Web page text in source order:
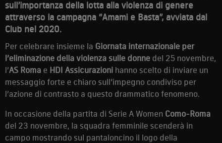
sull’importanza della lotta alla violenza di genere
attraverso la campagna “Amami e Basta”, avviata dal
Club nel 2020.
Per celebrare insieme la Giornata internazionale per
l’eliminazione della violenza sulle donne del 25 novembre,
l’AS Roma e HDI Assicurazioni hanno scelto di inviare un
messaggio forte e chiaro sull’impegno condiviso per
l’azione di contrasto a questo drammatico fenomeno.
In occasione della partita di Serie A Women Como-Roma
del 23 novembre, la squadra femminile scenderà in
campo mostrando sul pantaloncino il logo della